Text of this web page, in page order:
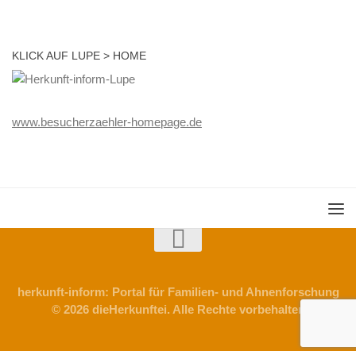
KLICK AUF LUPE > HOME
www.besucherzaehler-homepage.de
herkunft-inform: Portal für Familien- und Ahnenforschung
© 2026 dieHerkunftei. Alle Rechte vorbehalten